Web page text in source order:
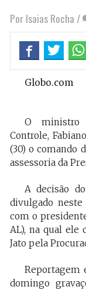
Por Isaias Rocha /
Globo.com
O ministro
Controle,
(30) o comando
assessoria da
A decisão
divulgado
com o
AL), na qual ele
Jato pela
Reportagem
domingo